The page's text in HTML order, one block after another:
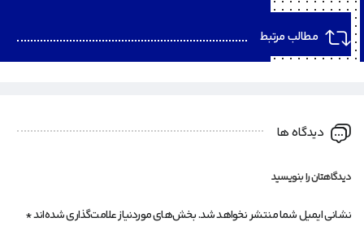
مطالب مرتبط
دیدگاه ها
دیدگاهتان را بنویسید
نشانی ایمیل شما منتشر نخواهد شد.بخش‌های موردنیاز علامت‌گذاری شده‌اند*